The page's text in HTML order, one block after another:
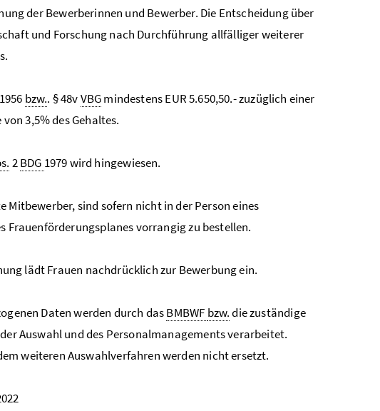
der Bewerberinnen und Bewerber. Die Entscheidung über
und Forschung nach Durchführung allfälliger weiterer
bzw.. § 48vVBGmindestens EUR 5.650,50.- zuzüglich einer
3,5% des Gehaltes.
2BDG 1979 wird hingewiesen.
Mitbewerber, sind sofern nicht in der Person eines
Frauenförderungsplanes vorrangig zu bestellen.
lädt Frauen nachdrücklich zur Bewerbung ein.
Daten werden durch dasBMBWF bzw.die zuständige
Auswahl und des Personalmanagements verarbeitet.
weiteren Auswahlverfahren werden nicht ersetzt.